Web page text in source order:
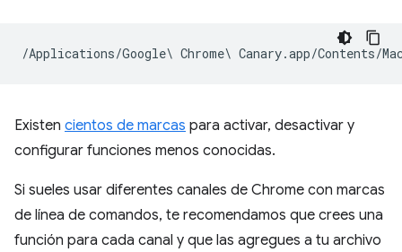
Existen cientos de marcas para activar, desactivar y
configurar funciones menos conocidas.
Si sueles usar diferentes canales de Chrome con marcas
de línea de comandos, te recomendamos que crees una
función para cada canal y que las agregues a tu archivo